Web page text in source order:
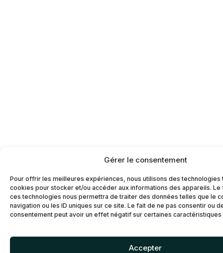
Gérer le consentement
Pour offrir les meilleures expériences, nous utilisons des technologies
cookies pour stocker et/ou accéder aux informations des appareils. Le
ces technologies nous permettra de traiter des données telles que le
navigation ou les ID uniques sur ce site. Le fait de ne pas consentir ou
consentement peut avoir un effet négatif sur certaines
Accepter